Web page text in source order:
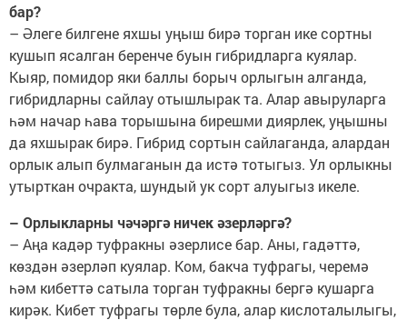
бар?
– Әлеге билгене яхшы уңыш бирә торган ике сортны
кушып ясалган беренче буын гибридларга куялар.
Кыяр, помидор яки баллы борыч орлыгын алганда,
гибридларны сайлау отышлырак та. Алар авыруларга
һәм начар һава торышына бирешми ­диярлек, уңышны
да яхшырак бирә. Гибрид сортын сайлаганда, алардан
орлык алып булмаганын да истә тотыгыз. Ул орлыкны
утырткан очракта, шундый ук сорт алуыгыз икеле.
– Орлыкларны чәчәргә ничек әзерләргә?
– Аңа кадәр туфракны әзерлисе бар. Аны, гадәттә,
көздән әзерләп куялар. Ком, бакча туфрагы, черемә
һәм кибеттә сатыла торган туфракны бергә кушарга
кирәк. Кибет туфрагы төрле була, алар кислоталылыгы,